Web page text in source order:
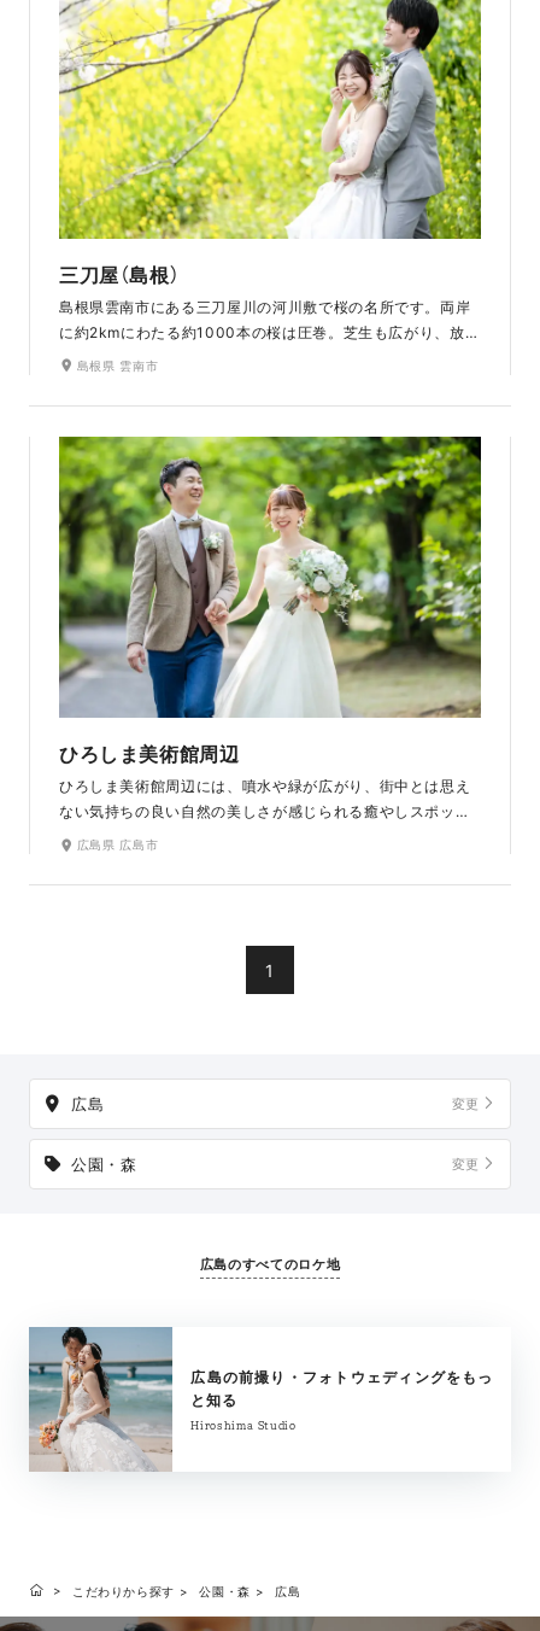
セットの撮影は幻想的でおすすめです。
三刀屋（島根）
島根県雲南市にある三刀屋川の河川敷で桜の名所です。両岸
に約2kmにわたる約1000本の桜は圧巻。芝生も広がり、放感
あふれるロケーションです。見渡す限り一面満開の桜。桜の
自然、ピンクの桜がおふたりを包み込みこみます。淡い緑色
の花を咲かせる「御衣黄（ぎょいこう）」という桜も植えられ、
ソメイヨシノの開花から2週間程度遅れて開花し、例年4月下
旬頃見ごろをむかえるため、桜を2度楽しむことができます。
島根県 雲南市
ひろしま美術館周辺
ひろしま美術館周辺には、噴水や緑が広がり、街中とは思え
ない気持ちの良い自然の美しさが感じられる癒やしスポット
です。芝生広場や竹林もあり、季節感のある撮影ができま
あり色々なシュチエーションのお写真を残せます。お二人の
広島県 広島市
1
広島 変更
公園・森 変更
広島のすべてのロケ地
広島の前撮り・フォトウェディングをもっ
と知る
Hiroshima Studio
こだわりから探す 公園・森 広島